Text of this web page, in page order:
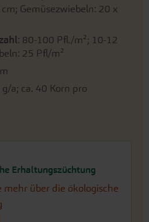
Gemüsezwiebeln: 20 x
: 80-100 Pfl./m²; 10-12
25 Pfl/m²
g/a; ca. 40 Korn pro
Erhaltungszüchtung
über die ökologische